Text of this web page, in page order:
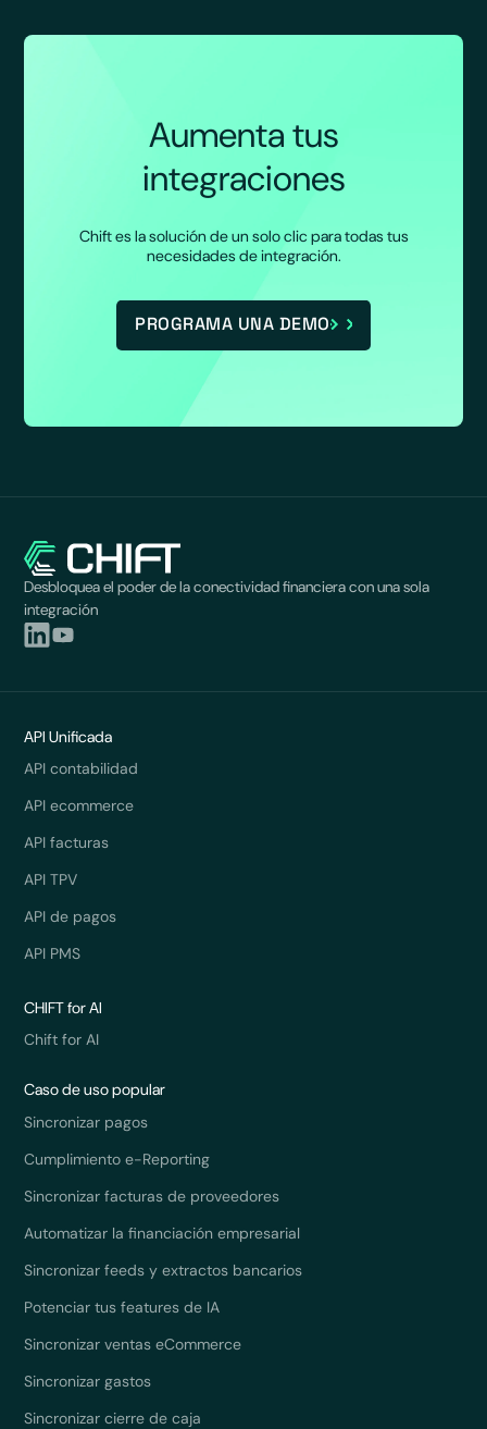
datos de tus diferentes fuentes. Gracias al MCP
acceden a datos coherentes en tiempo real para
automatizar tareas complejas y ofrecer análisis
predictivos realmente fiables.
Aumenta tus
integraciones
Chift es la solución de un solo clic para todas tus
necesidades de integración.
PROGRAMA UNA DEMO
Desbloquea el poder de la conectividad financiera con una sola
integración
API Unificada
API contabilidad
API ecommerce
API facturas
API TPV
API de pagos
API PMS
CHIFT for AI
Chift for AI
Caso de uso popular
Sincronizar pagos
Cumplimiento e-Reporting
Sincronizar facturas de proveedores
Automatizar la financiación empresarial
Sincronizar feeds y extractos bancarios
Potenciar tus features de IA
Sincronizar ventas eCommerce
Sincronizar gastos
Sincronizar cierre de caja